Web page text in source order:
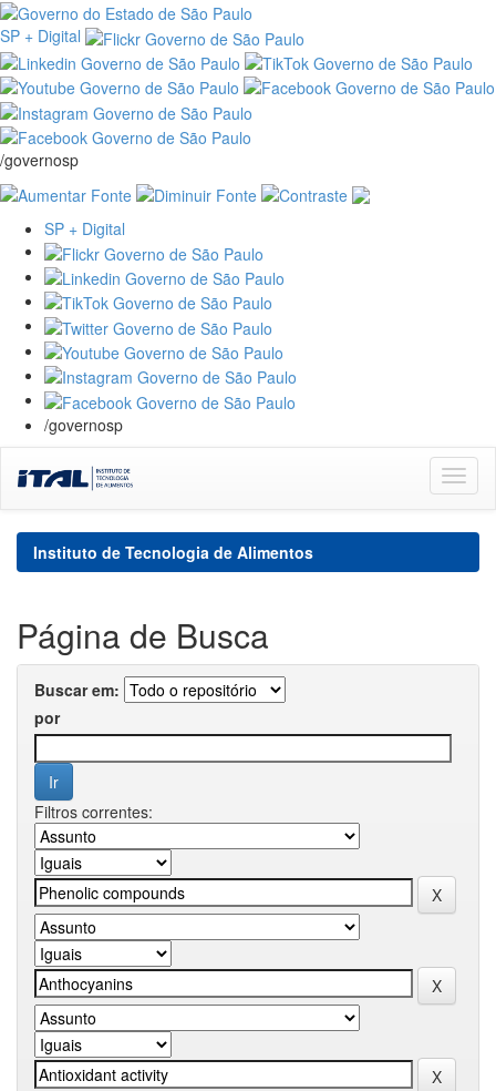
SP + Digital
/governosp
SP + Digital
/governosp
navigation
Instituto de Tecnologia de Alimentos
Página de Busca
Buscar em:
por
Filtros correntes: